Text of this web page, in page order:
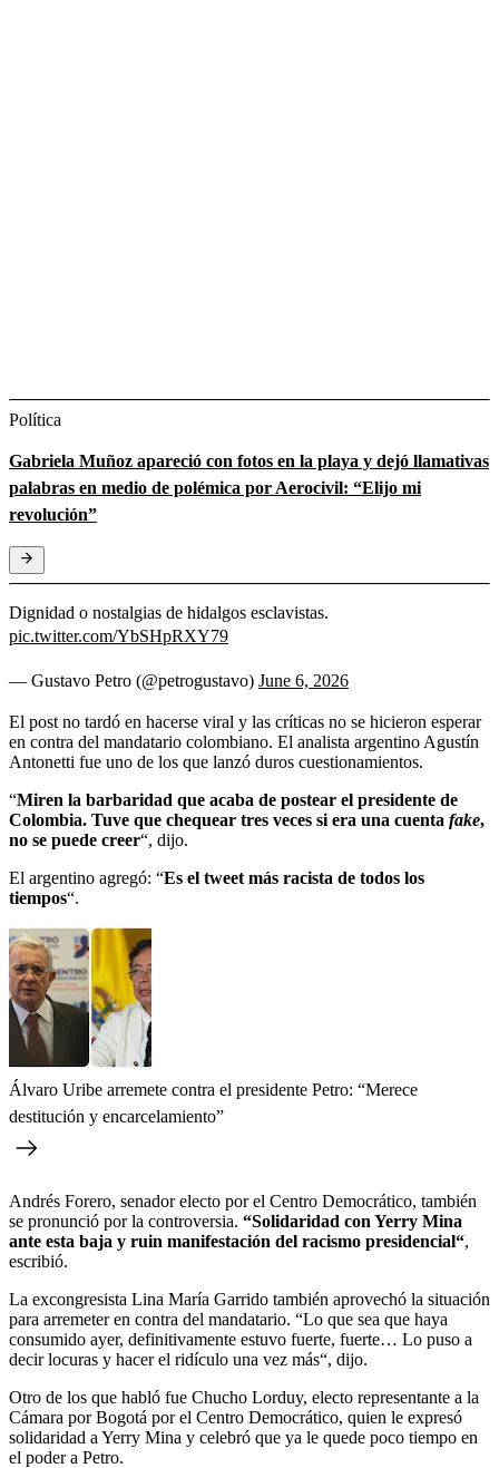
Política
Gabriela Muñoz apareció con fotos en la playa y dejó llamativas
palabras en medio de polémica por Aerocivil: “Elijo mi
revolución”
Dignidad o nostalgias de hidalgos esclavistas.
pic.twitter.com/YbSHpRXY79
— Gustavo Petro (@petrogustavo) June 6, 2026
El post no tardó en hacerse viral y las críticas no se hicieron esperar
en contra del mandatario colombiano. El analista argentino Agustín
Antonetti fue uno de los que lanzó duros cuestionamientos.
“Miren la barbaridad que acaba de postear el presidente de
Colombia. Tuve que chequear tres veces si era una cuenta fake,
no se puede creer“, dijo.
El argentino agregó: “Es el tweet más racista de todos los
tiempos“.
Álvaro Uribe arremete contra el presidente Petro: “Merece
destitución y encarcelamiento”
Andrés Forero, senador electo por el Centro Democrático, también
se pronunció por la controversia. “Solidaridad con Yerry Mina
ante esta baja y ruin manifestación del racismo presidencial“,
escribió.
La excongresista Lina María Garrido también aprovechó la situación
para arremeter en contra del mandatario. “Lo que sea que haya
consumido ayer, definitivamente estuvo fuerte, fuerte… Lo puso a
decir locuras y hacer el ridículo una vez más“, dijo.
Otro de los que habló fue Chucho Lorduy, electo representante a la
Cámara por Bogotá por el Centro Democrático, quien le expresó
solidaridad a Yerry Mina y celebró que ya le quede poco tiempo en
el poder a Petro.